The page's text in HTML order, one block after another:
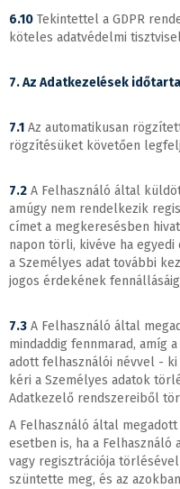
6.10 Tekintettel a GDPR
köteles adatvédelmi
7. Az Adatkezelések
7.1 Az automatikusan
rögzítésüket követően
7.2 A Felhasználó által
amúgy nem rendelkezik
címet a megkeresésben
napon törli, kivéve ha
a Személyes adat további
jogos érdekének
7.3 A Felhasználó által
mindaddig fennmarad, amíg
adott felhasználói névvel -
kéri a Személyes adatok
Adatkezelő rendszereiből
A Felhasználó által
esetben is, ha a
vagy regisztrációja
szüntette meg, és az